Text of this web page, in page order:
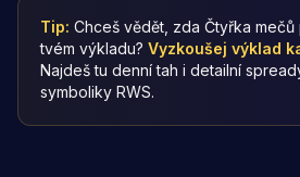
Tip: Chceš vědět, zda Čtyřka
tvém výkladu? Vyzkoušej výklad
Najdeš tu denní tah i detailní
symboliky RWS.